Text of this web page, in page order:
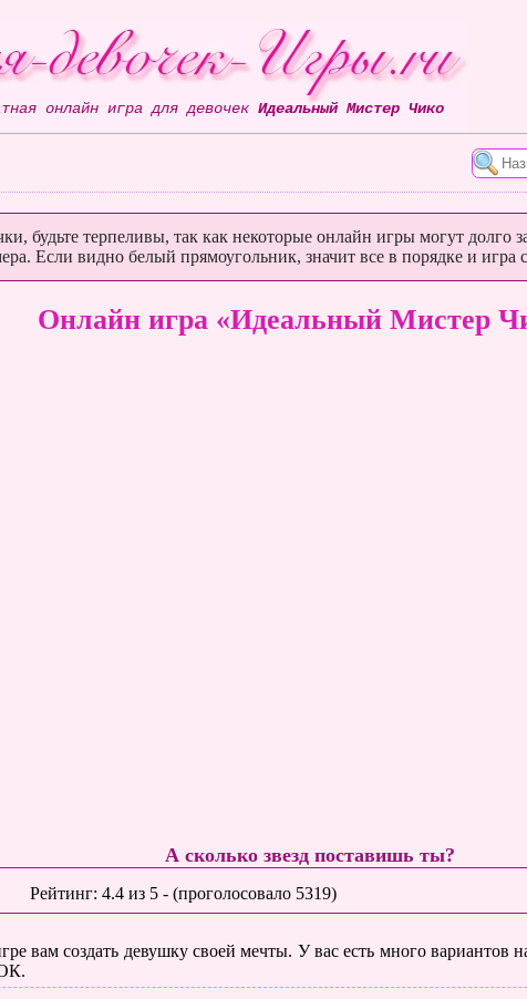
онлайн игра для девочек Идеальный Мистер Чико
будьте терпеливы, так как некоторые онлайн игры могут долго
Если видно белый прямоугольник, значит все в порядке и игра
Онлайн игра «Идеальный Мистер
А сколько звезд поставишь ты?
Рейтинг:4.4 из 5 - (проголосовало 5319)
вам создать девушку своей мечты. У вас есть много вариантов